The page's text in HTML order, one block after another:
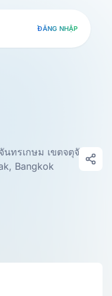
ĐĂNG NHẬP
ทรเกษม เขตจตุจักร
Bangkok